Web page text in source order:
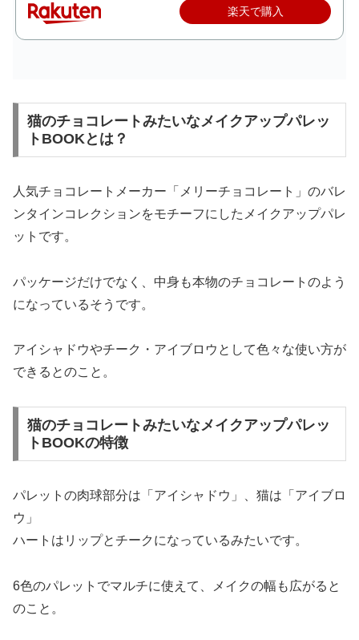
楽天で購入
猫のチョコレートみたいなメイクアップパレッ
トBOOKとは？
人気チョコレートメーカー「メリーチョコレート」のバレ
ンタインコレクションをモチーフにしたメイクアップパレ
ットです。
パッケージだけでなく、中身も本物のチョコレートのよう
になっているそうです。
アイシャドウやチーク・アイブロウとして色々な使い方が
できるとのこと。
猫のチョコレートみたいなメイクアップパレッ
トBOOKの特徴
パレットの肉球部分は「アイシャドウ」、猫は「アイブロ
ウ」
ハートはリップとチークになっているみたいです。
6色のパレットでマルチに使えて、メイクの幅も広がると
のこと。